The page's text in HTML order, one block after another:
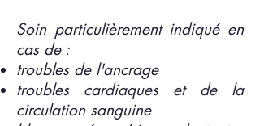
Soin particulièrement indiqué en
cas de :
troubles de l'ancrage
troubles cardiaques et de la
circulation sanguine